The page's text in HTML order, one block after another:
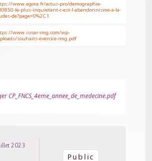
www.egora.fr/actus-pro/demographie-
le-plus-inquietant-c-est-l-abandonnisme-a-la-
de?page=0%2C1
www.isnar-img.com/wp-
souhaits-exercice-img.pdf
CP_FNCS_4eme_annee_de_medecine.pdf
2023
Public